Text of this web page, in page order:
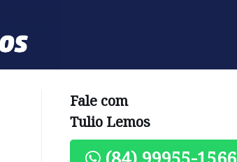
Fale com
Tulio Lemos